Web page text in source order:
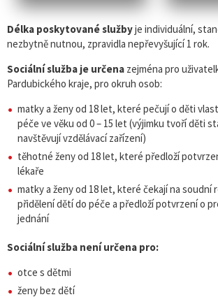
Délka poskytované službyje individuální,
nezbytně nutnou, zpravidla nepřevyšující 1 rok.
Sociální služba je určena zejména pro
Pardubického kraje, pro okruh osob:
matky a ženy od 18 let, které pečují o děti
péče ve věku od 0 – 15 let (výjimku tvoří děti
navštěvují vzdělávací zařízení)
těhotné ženy od 18 let, které předloží
lékaře
matky a ženy od 18 let, které čekají na soudní
přidělení dětí do péče a předloží potvrzení o
jednání
Sociální služba není určena pro:
otce s dětmi
ženy bez dětí